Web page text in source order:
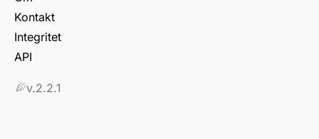
Kontakt
Integritet
API
v.2.2.1